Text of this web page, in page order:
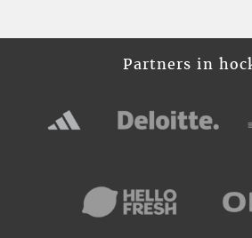
Partners in